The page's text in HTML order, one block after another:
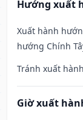
Hướng xuất
Xuất hành
hướng Chính
Tránh xuất
Giờ xuất